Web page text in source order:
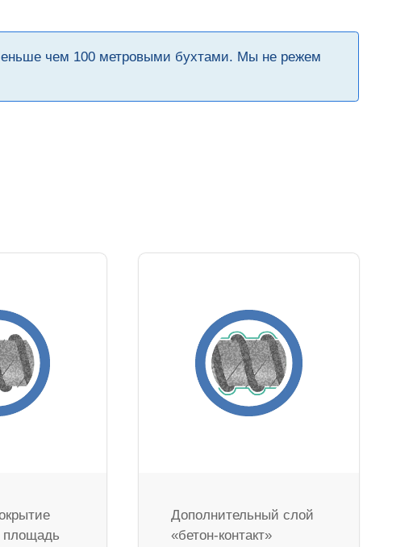
чем 100 метровыми бухтами. Мы не режем
площадь
Дополнительный слой
«бетон-контакт»